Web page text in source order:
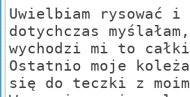
Uwielbiam rysować i
dotychczas
wychodzi mi to
Ostatnio moje
się do teczki z